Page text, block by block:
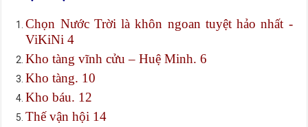
Chọn Nước Trời là khôn ngoan tuyệt hảo nhất -
ViKiNi 4
Kho tàng vĩnh cửu – Huệ Minh. 6
Kho tàng. 10
Kho báu. 12
Thế vận hội 14